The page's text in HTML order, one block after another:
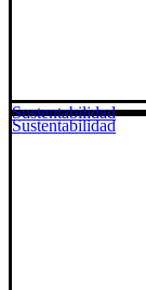
Sustentabilidad
Sustentabilidad